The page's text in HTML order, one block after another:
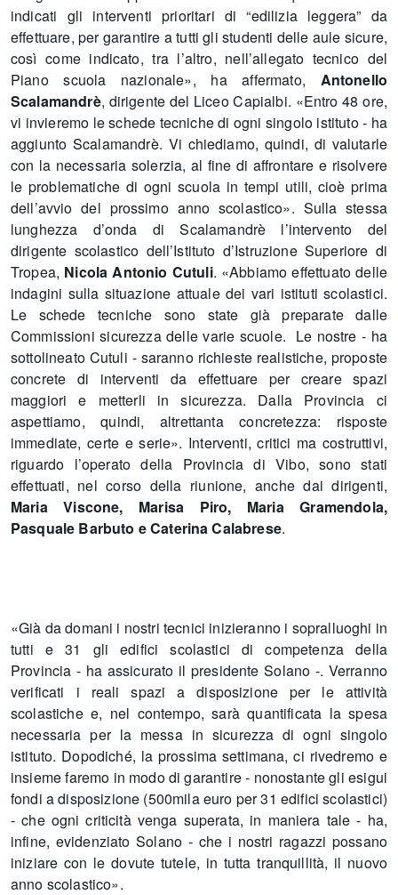
indicati gli interventi prioritari di “edilizia leggera” da
effettuare, per garantire a tutti gli studenti delle aule sicure,
così come indicato, tra l’altro, nell’allegato tecnico del
Piano scuola nazionale», ha affermato, Antonello
Scalamandrè, dirigente del Liceo Capialbi. «Entro 48 ore,
vi invieremo le schede tecniche di ogni singolo istituto - ha
aggiunto Scalamandrè. Vi chiediamo, quindi, di valutarle
con la necessaria solerzia, al fine di affrontare e risolvere
le problematiche di ogni scuola in tempi utili, cioè prima
dell’avvio del prossimo anno scolastico». Sulla stessa
lunghezza d’onda di Scalamandrè l’intervento del
dirigente scolastico dell’Istituto d’Istruzione Superiore di
Tropea, Nicola Antonio Cutuli. «Abbiamo effettuato delle
indagini sulla situazione attuale dei vari istituti scolastici.
Le schede tecniche sono state già preparate dalle
Commissioni sicurezza delle varie scuole. Le nostre - ha
sottolineato Cutuli - saranno richieste realistiche, proposte
concrete di interventi da effettuare per creare spazi
maggiori e metterli in sicurezza. Dalla Provincia ci
aspettiamo, quindi, altrettanta concretezza: risposte
immediate, certe e serie». Interventi, critici ma costruttivi,
riguardo l’operato della Provincia di Vibo, sono stati
effettuati, nel corso della riunione, anche dai dirigenti,
Maria Viscone, Marisa Piro, Maria Gramendola,
Pasquale Barbuto e Caterina Calabrese.
«Già da domani i nostri tecnici inizieranno i sopralluoghi in
tutti e 31 gli edifici scolastici di competenza della
Provincia - ha assicurato il presidente Solano -. Verranno
verificati i reali spazi a disposizione per le attività
scolastiche e, nel contempo, sarà quantificata la spesa
necessaria per la messa in sicurezza di ogni singolo
istituto. Dopodiché, la prossima settimana, ci rivedremo e
insieme faremo in modo di garantire - nonostante gli esigui
fondi a disposizione (500mila euro per 31 edifici scolastici)
- che ogni criticità venga superata, in maniera tale - ha,
infine, evidenziato Solano - che i nostri ragazzi possano
iniziare con le dovute tutele, in tutta tranquillità, il nuovo
anno scolastico».